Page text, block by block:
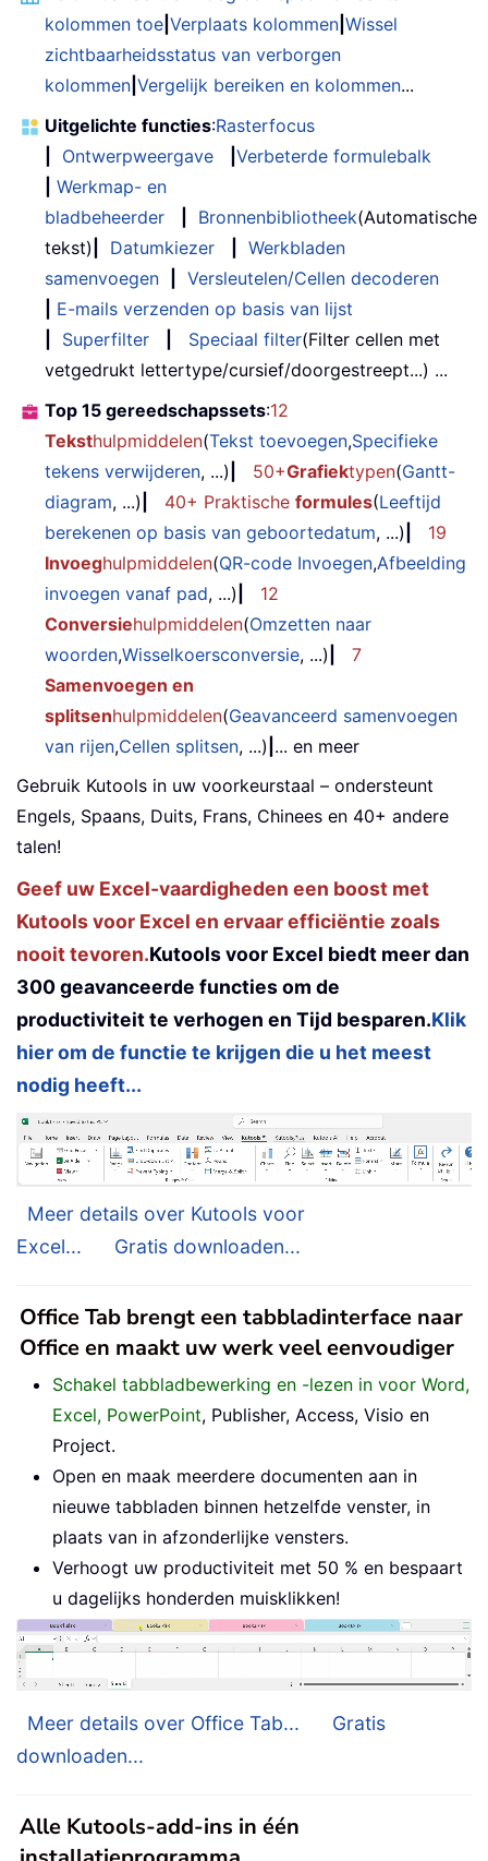
kolommen toe Verplaats kolommen Wissel
zichtbaarheidsstatus van verborgen
kolommen Vergelijk bereiken en kolommen...
Uitgelichte functies:Rasterfocus
Ontwerpweergave
Verbeterde formulebalk
Werkmap- en
bladbeheerder
Bronnenbibliotheek(Automatische
tekst)
Datumkiezer
Werkbladen
samenvoegen
Versleutelen/Cellen decoderen
E-mails verzenden op basis van lijst
Superfilter Speciaal filter(Filter cellen met
vetgedrukt lettertype/cursief/doorgestreept...) ...
Top 15 gereedschapssets:12
Teksthulpmiddelen(Tekst toevoegen,Specifieke
tekens verwijderen, ...) 50+Grafiektypen(Gantt-
diagram, ...) 40+ Praktische formules(Leeftijd
berekenen op basis van geboortedatum, ...)
19
Invoeghulpmiddelen(QR-code Invoegen,Afbeelding
invoegen vanaf pad, ...)
12
Conversiehulpmiddelen(Omzetten naar
woorden,Wisselkoersconversie, ...)
7
Samenvoegen en
splitsenhulpmiddelen(Geavanceerd samenvoegen
van rijen,Cellen splitsen, ...) ... en meer
Gebruik Kutools in uw voorkeurstaal – ondersteunt
Engels, Spaans, Duits, Frans, Chinees en 40+ andere
talen!
Geef uw Excel-vaardigheden een boost met
Kutools voor Excel en ervaar efficiëntie zoals
nooit tevoren.Kutools voor Excel biedt meer dan
300 geavanceerde functies om de
productiviteit te verhogen en Tijd besparen.Klik
hier om de functie te krijgen die u het meest
nodig heeft...
Meer details over Kutools voor
Excel...
Gratis downloaden...
Office Tab brengt een tabbladinterface naar
Office en maakt uw werk veel eenvoudiger
Schakel tabbladbewerking en -lezen in voor Word,
Excel, PowerPoint, Publisher, Access, Visio en
Project.
Open en maak meerdere documenten aan in
nieuwe tabbladen binnen hetzelfde venster, in
plaats van in afzonderlijke vensters.
Verhoogt uw productiviteit met 50 % en bespaart
u dagelijks honderden muisklikken!
Meer details over Office Tab...
Gratis
downloaden...
Alle Kutools-add-ins in één